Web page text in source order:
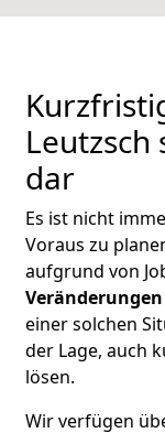
dar
Es ist nicht
Voraus zu
aufgrund von
einer solchen
der Lage, auch
lösen.
Wir verfügen